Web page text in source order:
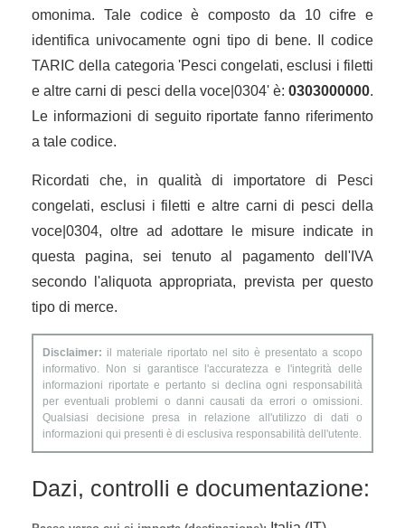
omonima. Tale codice è composto da 10 cifre e
identifica univocamente ogni tipo di bene. Il codice
TARIC della categoria 'Pesci congelati, esclusi i filetti
e altre carni di pesci della voce|0304' è: 0303000000.
Le informazioni di seguito riportate fanno riferimento
a tale codice.
Ricordati che, in qualità di importatore di Pesci
congelati, esclusi i filetti e altre carni di pesci della
voce|0304, oltre ad adottare le misure indicate in
questa pagina, sei tenuto al pagamento dell'IVA
secondo l'aliquota appropriata, prevista per questo
tipo di merce.
Disclaimer: il materiale riportato nel sito è presentato a scopo
informativo. Non si garantisce l'accuratezza e l'integrità delle
informazioni riportate e pertanto si declina ogni responsabilità
per eventuali problemi o danni causati da errori o omissioni.
Qualsiasi decisione presa in relazione all'utilizzo di dati o
informazioni qui presenti è di esclusiva responsabilità dell'utente.
Dazi, controlli e documentazione: